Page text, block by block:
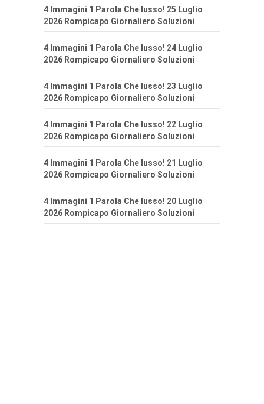
4 Immagini 1 Parola Che lusso! 25 Luglio
2026 Rompicapo Giornaliero Soluzioni
4 Immagini 1 Parola Che lusso! 24 Luglio
2026 Rompicapo Giornaliero Soluzioni
4 Immagini 1 Parola Che lusso! 23 Luglio
2026 Rompicapo Giornaliero Soluzioni
4 Immagini 1 Parola Che lusso! 22 Luglio
2026 Rompicapo Giornaliero Soluzioni
4 Immagini 1 Parola Che lusso! 21 Luglio
2026 Rompicapo Giornaliero Soluzioni
4 Immagini 1 Parola Che lusso! 20 Luglio
2026 Rompicapo Giornaliero Soluzioni